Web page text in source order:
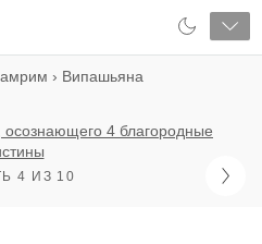
› Випашьяна
4 благородные
4 ИЗ 10